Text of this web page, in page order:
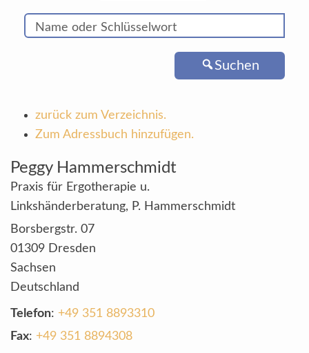
Suchen
zurück zum Verzeichnis.
Zum Adressbuch hinzufügen.
Peggy Hammerschmidt
Praxis für Ergotherapie u.
Linkshänderberatung, P. Hammerschmidt
Borsbergstr. 07
01309 Dresden
Sachsen
Deutschland
Telefon: +49 351 8893310
Fax: +49 351 8894308